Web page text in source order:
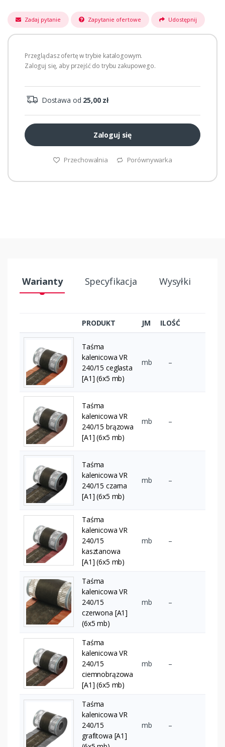
Zadaj pytanie Zapytanie ofertowe Udostępnij
Przeglądasz ofertę w trybie katalogowym.
Zaloguj się, aby przejść do trybu zakupowego.
Dostawa od 25,00 zł
Zaloguj się
Przechowalnia Porównywarka
Warianty Specyfikacja Wysyłki
PRODUKT JM ILOŚĆ
Taśma
kalenicowa VR
240/15 ceglasta
[A1] (6x5 mb)
mb –
Taśma
kalenicowa VR
240/15 brązowa
[A1] (6x5 mb)
mb –
Taśma
kalenicowa VR
240/15 czarna
[A1] (6x5 mb)
mb –
Taśma
kalenicowa VR
240/15
kasztanowa
[A1] (6x5 mb)
mb –
Taśma
kalenicowa VR
240/15
czerwona [A1]
(6x5 mb)
mb –
Taśma
kalenicowa VR
240/15
ciemnobrązowa
[A1] (6x5 mb)
mb –
Taśma
kalenicowa VR
240/15
grafitowa [A1]
mb –